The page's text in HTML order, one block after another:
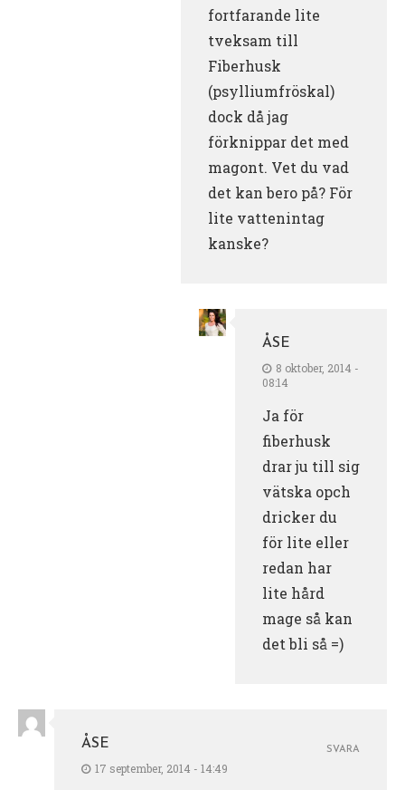
fortfarande lite
tveksam till
Fiberhusk
(psylliumfröskal)
dock då jag
förknippar det med
magont. Vet du vad
det kan bero på? För
lite vattenintag
kanske?
ÅSE
8 oktober, 2014 -
08:14
Ja för
fiberhusk
drar ju till sig
vätska opch
dricker du
för lite eller
redan har
lite hård
mage så kan
det bli så =)
ÅSE
17 september, 2014 - 14:49
SVARA